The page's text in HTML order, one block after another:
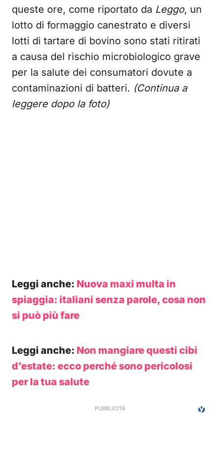
queste ore, come riportato da Leggo, un
lotto di formaggio canestrato e diversi
lotti di tartare di bovino sono stati ritirati
a causa del rischio microbiologico grave
per la salute dei consumatori dovute a
contaminazioni di batteri. (Continua a
leggere dopo la foto)
Leggi anche: Nuova maxi multa in
spiaggia: italiani senza parole, cosa non
si può più fare
Leggi anche: Non mangiare questi cibi
d’estate: ecco perché sono pericolosi
per la tua salute